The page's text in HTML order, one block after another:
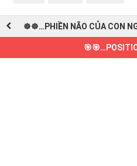
☸☸…PHIỀN NÃO CỦA CON